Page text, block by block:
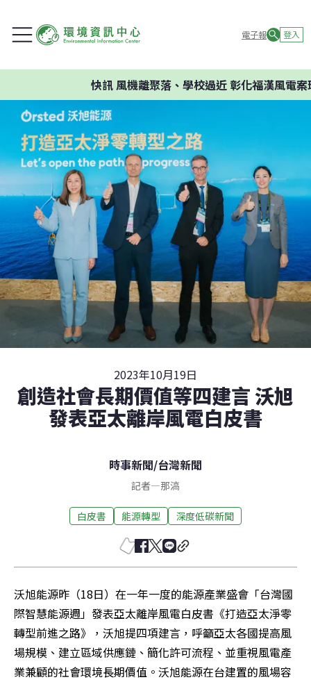
電子報 登入
風機離聚落、學校過近 彰化福漢風電案環委
2023年10月19日
創造社會長期價值等四建言 沃旭
發表亞太離岸風電白皮書
時事新聞/台灣新聞
記者—那滈
白皮書 能源轉型 深度低碳新聞
沃旭能源昨（18日）在一年一度的能源產業盛會「台灣國
際智慧能源週」發表亞太離岸風電白皮書《打造亞太淨零
轉型前進之路》，沃旭提四項建言，呼籲亞太各國提高風
場規模、建立區域供應鏈、簡化許可流程、並重視風電產
業兼顧的社會環境長期價值。沃旭能源在台建置的風場容